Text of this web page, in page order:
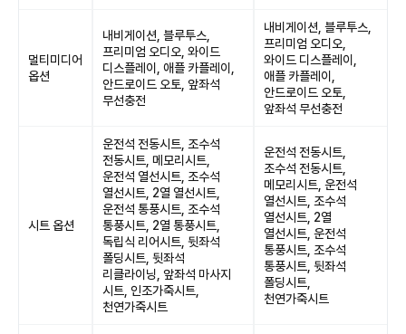
멀티미디어
옵션
내비게이션, 블루투스,
프리미엄 오디오, 와이드
디스플레이, 애플 카플레이,
안드로이드 오토, 앞좌석
무선충전
내비게이션, 블루투스,
프리미엄 오디오,
와이드 디스플레이,
애플 카플레이,
안드로이드 오토,
앞좌석 무선충전
시트 옵션
운전석 전동시트, 조수석
전동시트, 메모리시트,
운전석 열선시트, 조수석
열선시트, 2열 열선시트,
운전석 통풍시트, 조수석
통풍시트, 2열 통풍시트,
독립식 리어시트, 뒷좌석
폴딩시트, 뒷좌석
리클라이닝, 앞좌석 마사지
시트, 인조가죽시트,
천연가죽시트
운전석 전동시트,
조수석 전동시트,
메모리시트, 운전석
열선시트, 조수석
열선시트, 2열
열선시트, 운전석
통풍시트, 조수석
통풍시트, 뒷좌석
폴딩시트,
천연가죽시트